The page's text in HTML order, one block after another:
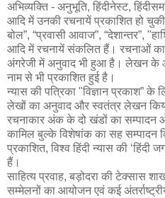
अभिव्यक्ति - अनुभूति, हिंदीनेस्ट,
आदि में उनकी रचनायें प्रकाशित हो
बोल”, “प्रवासी आवाज”, “देशान्तर”,
आदि में रचनायें संकलित हैं। रचनाओं का
अंगरेजी में अनुवाद भी हुआ है। लेखन के
नाम से भी प्रकाशित हुई है।
न्यास की पत्रिका "विज्ञान प्रकाश” के
लेखों का अनुवाद और स्वतंत्र लेखन किया
रचनाकार अंक के दो खंडों का सम्पादन
कामिल बुल्के विशेषांक का सह सम्पादन
प्रकाशित, विश्व हिंदी न्यास की ‘हिंदी
हैं।
साहित्य प्रवाह, बड़ोदरा की टेक्सास
सम्मेलनों का आयोजन एवं कई